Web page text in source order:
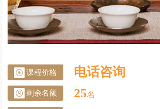
课程价格 电话咨询
剩余名额 25名